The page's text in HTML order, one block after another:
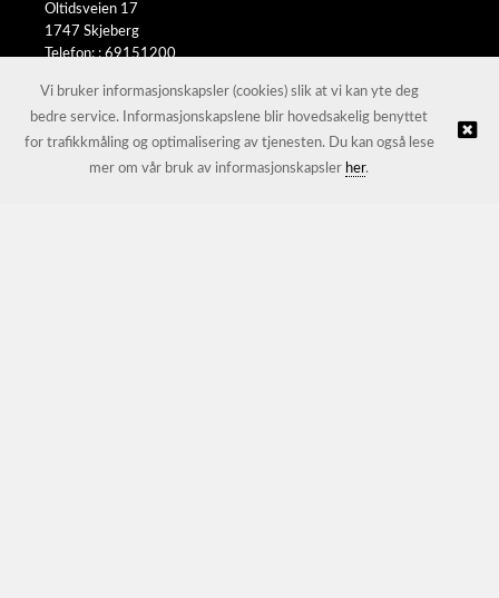
Oltidsveien 17
1747 Skjeberg
Telefon: :69151200
© JL Trading AS |Nettbutikk levert av Kréatif
Vi bruker informasjonskapsler (cookies) slik at vi kan yte deg
bedre service. Informasjonskapslene blir hovedsakelig benyttet
for trafikkmåling og optimalisering av tjenesten. Du kan også lese
mer om vår bruk av informasjonskapsler her.